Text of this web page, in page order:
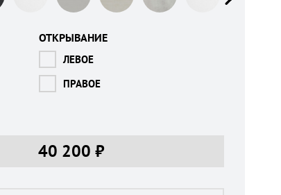
ОТКРЫВАНИЕ
ЛЕВОЕ
ПРАВОЕ
40 200 ₽